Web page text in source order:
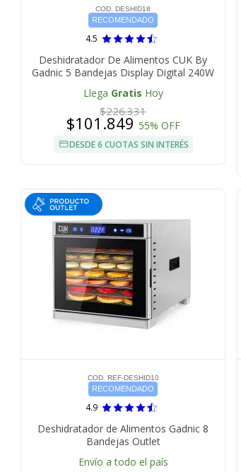
COD. DESHID18
RECOMENDADO
4.5
Deshidratador De Alimentos CUK By
Gadnic 5 Bandejas Display Digital 240W
Llega Gratis Hoy
$226.331
$101.849 55% OFF
DESDE 6 CUOTAS SIN INTERÉS
COD. REF-DESHID10
RECOMENDADO
4.9
Deshidratador de Alimentos Gadnic 8
Bandejas Outlet
Envío a todo el país